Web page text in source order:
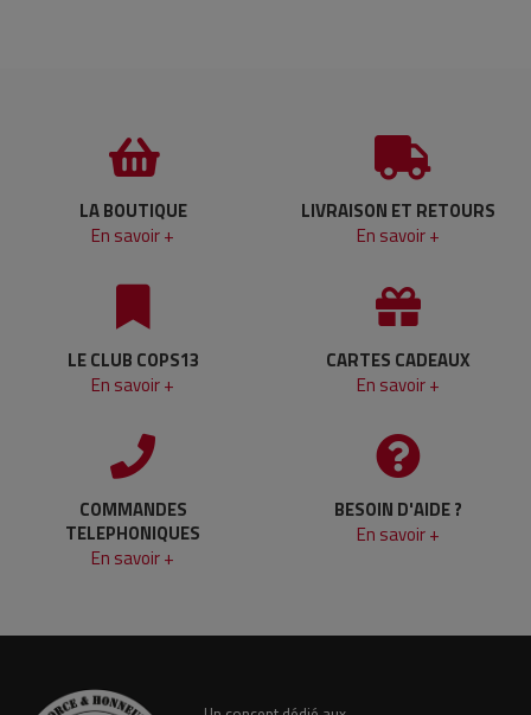
LA BOUTIQUE
En savoir +
LIVRAISON ET RETOURS
En savoir +
LE CLUB COPS13
En savoir +
CARTES CADEAUX
En savoir +
COMMANDES
TELEPHONIQUES
En savoir +
BESOIN D'AIDE ?
En savoir +